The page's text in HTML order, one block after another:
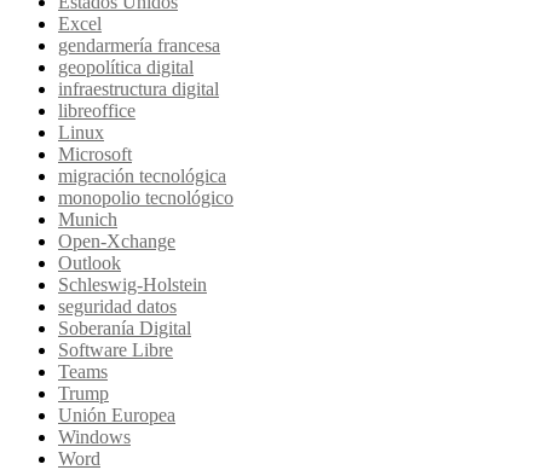
Excel
gendarmería francesa
geopolítica digital
infraestructura digital
libreoffice
Linux
Microsoft
migración tecnológica
monopolio tecnológico
Munich
Open-Xchange
Outlook
Schleswig-Holstein
seguridad datos
Soberanía Digital
Software Libre
Teams
Trump
Unión Europea
Windows
Word